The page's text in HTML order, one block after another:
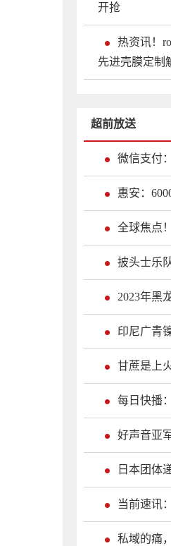
开抢
热资讯！
先进壳膜定制
超前放送
微信支付
惠安：
全球焦点
披头士乐
2023年黑
印尼广青
甘蔗是上
每日快播
好声音亚
日本团体
当前速讯
私域的痛